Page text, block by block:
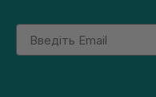
Email